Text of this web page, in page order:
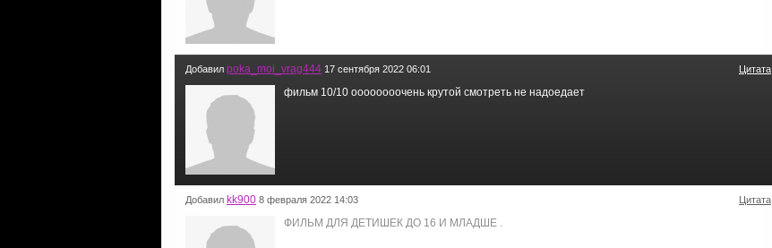
Добавил poka_moi_vrag444 17 сентября 2022 06:01 Цитата
фильм 10/10 оооооооочень крутой смотреть не надоедает
Добавил kk900 8 февраля 2022 14:03 Цитата
ФИЛЬМ ДЛЯ ДЕТИШЕК ДО 16 И МЛАДШЕ .